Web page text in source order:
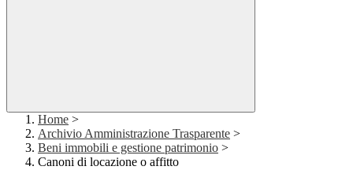
Home >
Archivio Amministrazione Trasparente >
Beni immobili e gestione patrimonio >
Canoni di locazione o affitto